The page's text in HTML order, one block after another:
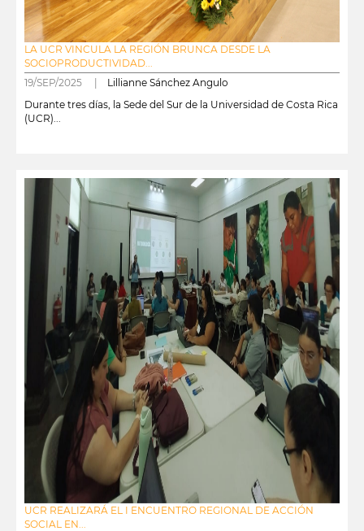
LA UCR VINCULA LA REGIÓN BRUNCA DESDE LA
SOCIOPRODUCTIVIDAD...
19/SEP/2025 | Lillianne Sánchez Angulo
Durante tres días, la Sede del Sur de la Universidad de Costa Rica
(UCR)...
UCR REALIZARÁ EL I ENCUENTRO REGIONAL DE ACCIÓN
SOCIAL EN...